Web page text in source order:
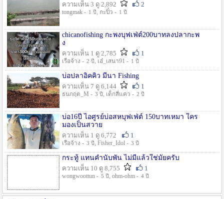
ความเห็น 3 ดู 2,892
2
tongmak - 1 ปี , กะปิ๋ว - 1 ปี
chicanofishing กะพงบุฟเฟ่ต์200บาทลงปลากะพ
ง
ความเห็น 1 ดู 2,785
1
เรือจ้าง - 2 ปี , เอ๋_เสนา91 - 1 ปี
บ่อปลาอิคคิว มีนา Fishing
ความเห็น 7 ดู 6,144
1
ธนกฤต_M - 3 ปี , เด็กสี่แคว - 2 ปี
บ่อ16ปี ไอศูรย์บ่อสหบุฟเฟ่ต์ 150บาทเหมา ใคร
มองเป็นสวาย
ความเห็น 1 ดู 6,772
1
เรือจ้าง - 3 ปี , Fisher_Idol - 3 ปี
กระทู้ แทนคำนับพัน ไม่มีแล้วใช่มั๊ยครับ
ความเห็น 10 ดู 8,755
1
wongwoottun - 5 ปี , ohm-ohm - 4 ปี